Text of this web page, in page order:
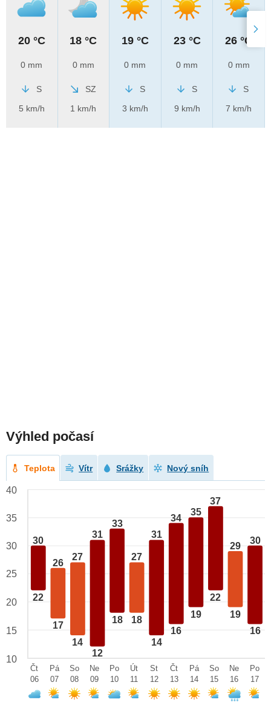
20 °C
0 mm
S
5 km/h
18 °C
0 mm
SZ
1 km/h
19 °C
0 mm
S
3 km/h
23 °C
0 mm
S
9 km/h
26 °C
0 mm
S
7 km/h
Výhled počasí
Teplota Vítr Srážky Nový sníh
30
22
26
17
27
14
31
12
33
18
27
18
31
14
34
16
35
19
37
22
29
19
30
16
40
35
30
25
20
15
10
Čt
06
Pá
07
So
08
Ne
09
Po
10
Út
11
St
12
Čt
13
Pá
14
So
15
Ne
16
Po
17